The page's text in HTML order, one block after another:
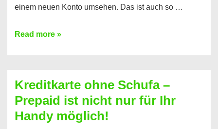
einem neuen Konto umsehen. Das ist auch so …
Konto
Neueröffnung
trotz
Schufaeintrag
Read more »
Kreditkarte ohne Schufa –
Prepaid ist nicht nur für Ihr
Handy möglich!